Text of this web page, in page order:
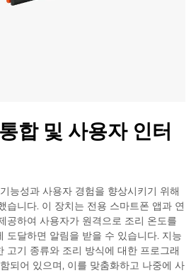
합 및 사용자 인터
능성과 사용자 경험을 향상시키기 위해
습니다. 이 장치는 전용 스마트폰 앱과 연
공하여 사용자가 원격으로 조리 온도를
도달하면 알림을 받을 수 있습니다. 지능
고기 종류와 조리 방식에 대한 프로그래
되어 있으며, 이를 맞춤화하고 나중에 사